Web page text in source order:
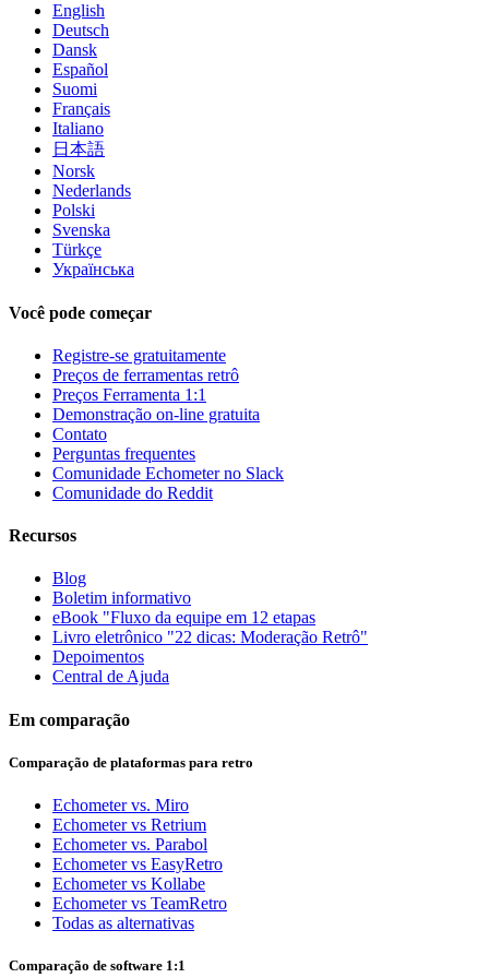
English
Deutsch
Dansk
Español
Suomi
Français
Italiano
日本語
Norsk
Nederlands
Polski
Svenska
Türkçe
Українська
Você pode começar
Registre-se gratuitamente
Preços de ferramentas retrô
Preços Ferramenta 1:1
Demonstração on-line gratuita
Contato
Perguntas frequentes
Comunidade Echometer no Slack
Comunidade do Reddit
Recursos
Blog
Boletim informativo
eBook "Fluxo da equipe em 12 etapas
Livro eletrônico "22 dicas: Moderação Retrô"
Depoimentos
Central de Ajuda
Em comparação
Comparação de plataformas para retro
Echometer vs. Miro
Echometer vs Retrium
Echometer vs. Parabol
Echometer vs EasyRetro
Echometer vs Kollabe
Echometer vs TeamRetro
Todas as alternativas
Comparação de software 1:1